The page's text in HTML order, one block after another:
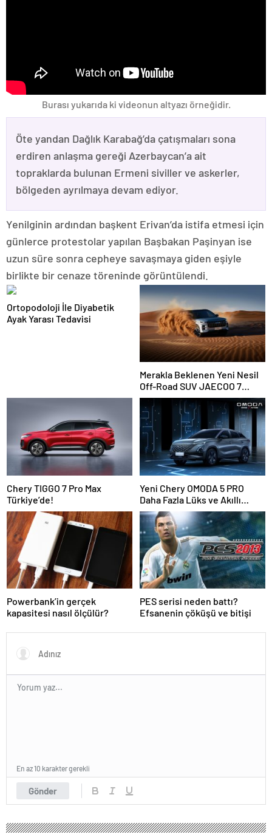
Burası yukarıda ki videonun altyazı örneğidir.
Öte yandan Dağlık Karabağ’da çatışmaları sona
erdiren anlaşma gereği Azerbaycan’a ait
topraklarda bulunan Ermeni siviller ve askerler,
bölgeden ayrılmaya devam ediyor.
Yenilginin ardından başkent Erivan’da istifa etmesi için
günlerce protestolar yapılan Başbakan Paşinyan ise
uzun süre sonra cepheye savaşmaya giden eşiyle
birlikte bir cenaze töreninde görüntülendi.
Ortopodoloji İle Diyabetik
Ayak Yarası Tedavisi
Merakla Beklenen Yeni Nesil
Off-Road SUV JAECOO 7
Türkiye’de Satışa Sunuluyor!
Chery TIGGO 7 Pro Max
Türkiye’de!
Yeni Chery OMODA 5 PRO
Daha Fazla Lüks ve Akıllı
Teknoloji ile Geldi!
Powerbank’in gerçek
kapasitesi nasıl ölçülür?
PES serisi neden battı?
Efsanenin çöküşü ve bitişi
Gönder
En az 10 karakter gerekli